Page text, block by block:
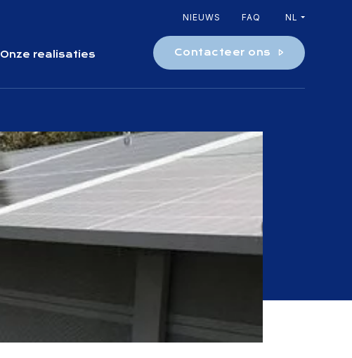
NIEUWS FAQ NL
Onze realisaties Contacteer ons